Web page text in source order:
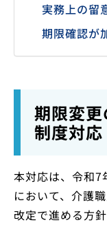
実務上の留
期限確認が
期限変
制度対応
本対応は、令和
において、介護
改定で進める方